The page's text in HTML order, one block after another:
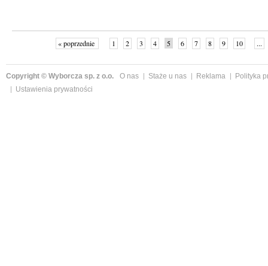
« poprzednie 1 2 3 4 5 6 7 8 9 10 ...
Copyright © Wyborcza sp. z o.o. O nas Staże u nas Reklama
Polityka
Ustawienia prywatności